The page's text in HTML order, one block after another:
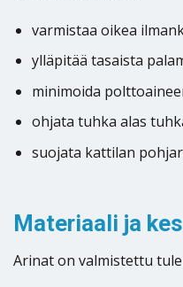
varmistaa oikea
ylläpitää tasaista
minimoida
ohjata tuhka alas
suojata kattilan
Materiaali ja
Arinat on valmistettu